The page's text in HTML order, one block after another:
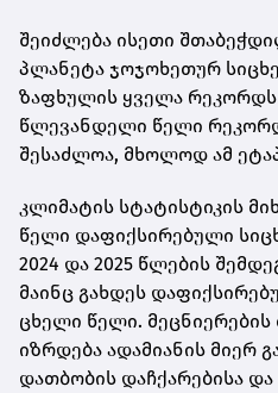
შეიძლება ისეთი
პლანეტა ჯოჯოხეთურ
ზაფხულის ყველა რეკორდს
წლევანდელი წელი
შესაძლოა, მხოლოდ ამ
კლიმატის სტატისტიკის
წელი დაფიქსირებული
2024 და 2025 წლების
მაინც გახდეს
ცხელი წელი.
იზრდება ადამიანის მიერ
დათბობის დაჩქარებისა